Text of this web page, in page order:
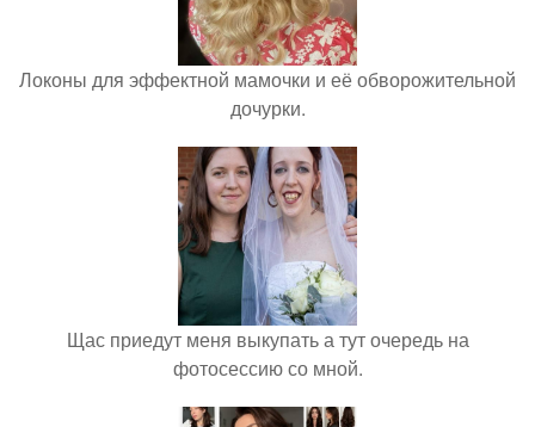
Локоны для эффектной мамочки и её обворожительной
дочурки.
Щас приедут меня выкупать а тут очередь на
фотосессию со мной.